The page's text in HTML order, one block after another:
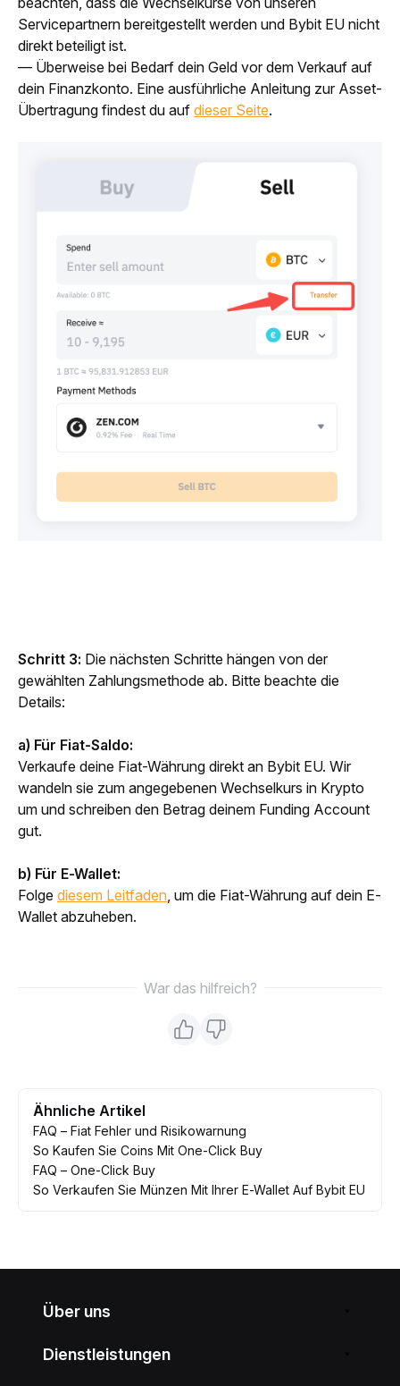
Servicepartnern bereitgestellt werden und Bybit EU nicht
direkt beteiligt ist.
— Überweise bei Bedarf dein Geld vor dem Verkauf auf
dein Finanzkonto. Eine ausführliche Anleitung zur Asset-
Übertragung findest du auf dieser Seite.
Schritt 3: Die nächsten Schritte hängen von der
gewählten Zahlungsmethode ab. Bitte beachte die
Details:
a) Für Fiat-Saldo:
Verkaufe deine Fiat-Währung direkt an Bybit EU. Wir
wandeln sie zum angegebenen Wechselkurs in Krypto
um und schreiben den Betrag deinem Funding Account
gut.
b) Für E-Wallet:
Folge diesem Leitfaden , um die Fiat-Währung auf dein E-
Wallet abzuheben.
War das hilfreich?
Ähnliche Artikel
FAQ – Fiat Fehler und Risikowarnung
So Kaufen Sie Coins Mit One-Click Buy
FAQ – One-Click Buy
So Verkaufen Sie Münzen Mit Ihrer E-Wallet Auf Bybit EU
Über uns
Dienstleistungen